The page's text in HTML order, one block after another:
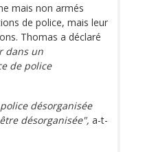
mais non armés
de police, mais leur
Thomas a déclaré
dans un
de police
désorganisée
désorganisée", a-t-